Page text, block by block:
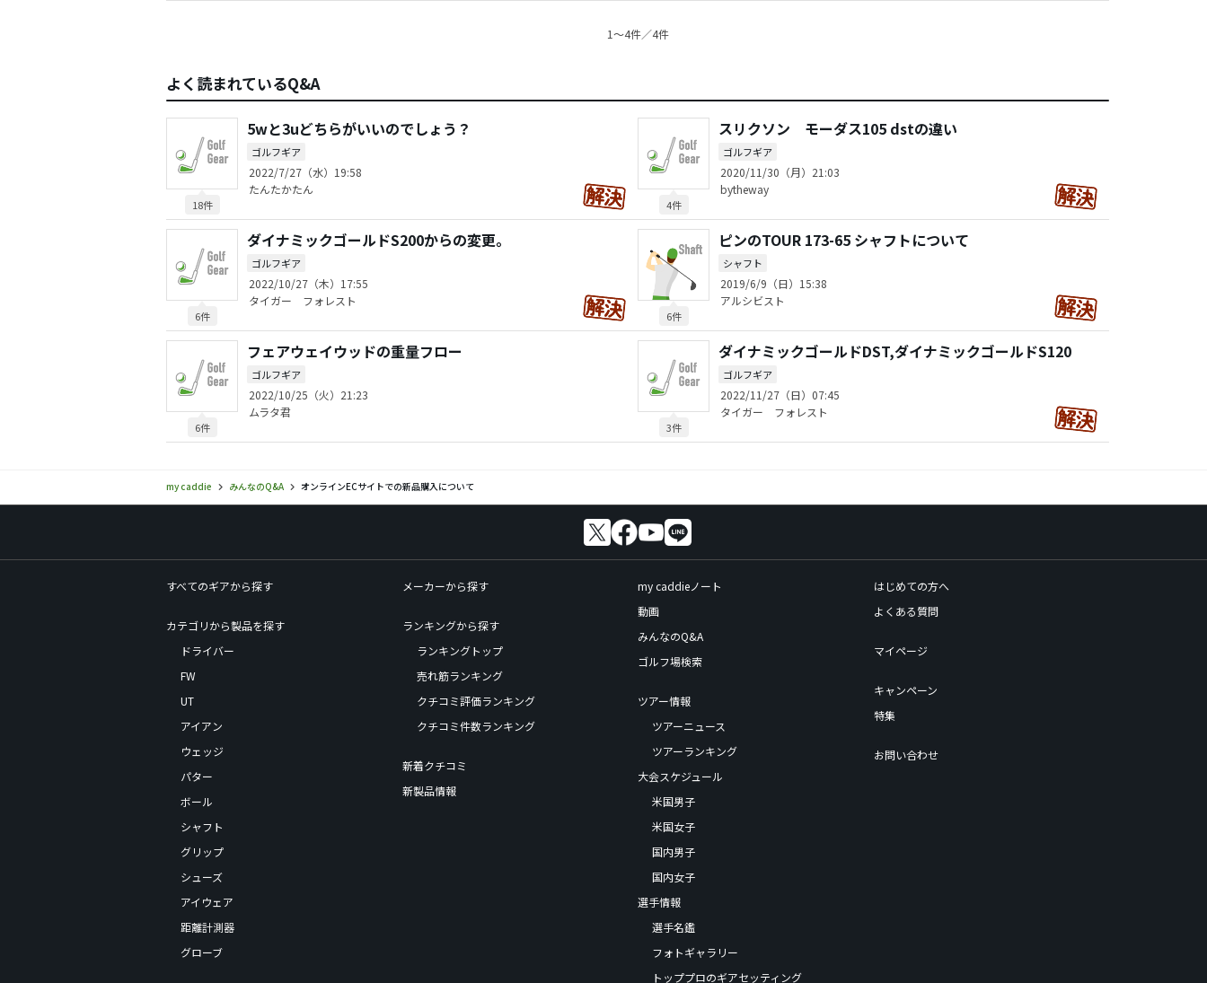
1〜4件／4件
よく読まれているQ&A
18件
5wと3uどちらがいいのでしょう？
ゴルフギア
2022/7/27（水）19:58
たんたかたん
4件
スリクソン モーダス105 dstの違い
ゴルフギア
2020/11/30（月）21:03
bytheway
6件
ダイナミックゴールドS200からの変更。
ゴルフギア
2022/10/27（木）17:55
タイガー フォレスト
6件
ピンのTOUR 173-65 シャフトについて
シャフト
2019/6/9（日）15:38
アルシビスト
6件
フェアウェイウッドの重量フロー
ゴルフギア
2022/10/25（火）21:23
ムラタ君
3件
ダイナミックゴールドDST,ダイナミックゴールドS120
ゴルフギア
2022/11/27（日）07:45
タイガー フォレスト
my caddie みんなのQ&A オンラインECサイトでの新品購入について
すべてのギアから探す
カテゴリから製品を探す
ドライバー
FW
UT
アイアン
ウェッジ
パター
ボール
シャフト
グリップ
シューズ
アイウェア
距離計測器
グローブ
メーカーから探す
ランキングから探す
ランキングトップ
売れ筋ランキング
クチコミ評価ランキング
クチコミ件数ランキング
新着クチコミ
新製品情報
my caddieノート
動画
みんなのQ&A
ゴルフ場検索
ツアー情報
ツアーニュース
ツアーランキング
大会スケジュール
米国男子
米国女子
国内男子
国内女子
選手情報
選手名鑑
フォトギャラリー
トッププロのギアセッティング
はじめての方へ
よくある質問
マイページ
キャンペーン
特集
お問い合わせ